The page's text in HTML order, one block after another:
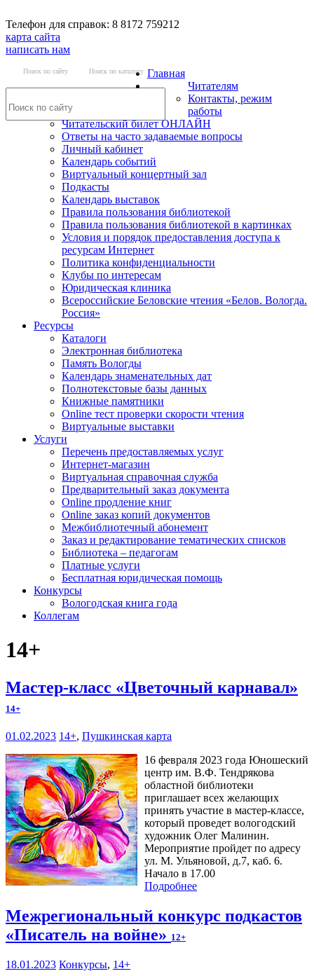
Телефон для справок: 8 8172 759212
карта сайта
написать нам
Поиск по сайту Поиск по каталогу Главная
Читателям
Контакты, режим
работы
Читательский билет ОНЛАЙН
Ответы на часто задаваемые вопросы
Личный кабинет
Календарь событий
Виртуальный концертный зал
Подкасты
Календарь выставок
Правила пользования библиотекой
Правила пользования библиотекой в картинках
Условия и порядок предоставления доступа к
ресурсам Интернет
Политика конфиденциальности
Клубы по интересам
Юридическая клиника
Всероссийские Беловские чтения «Белов. Вологда.
Россия»
Ресурсы
Каталоги
Электронная библиотека
Память Вологды
Календарь знаменательных дат
Полнотекстовые базы данных
Книжные памятники
Online тест проверки скорости чтения
Виртуальные выставки
Услуги
Перечень предоставляемых услуг
Интернет-магазин
Виртуальная справочная служба
Предварительный заказ документа
Online продление книг
Online заказ копий документов
Межбиблиотечный абонемент
Заказ и редактирование тематических списков
Библиотека – педагогам
Платные услуги
Бесплатная юридическая помощь
Конкурсы
Вологодская книга года
Коллегам
14+
Мастер-класс «Цветочный карнавал»
14+
01.02.2023 14+, Пушкинская карта
16 февраля 2023 года Юношеский
центр им. В.Ф. Тендрякова
областной библиотеки
приглашает всех желающих
принять участие в мастер-классе,
который проведет вологодский
художник Олег Малинин.
Мероприятие пройдет по адресу
ул. М. Ульяновой, д.7, каб. 6.
Начало в 17.00
Подробнее
Межрегиональный конкурс подкастов
«Писатель на войне» 12+
18.01.2023 Конкурсы, 14+